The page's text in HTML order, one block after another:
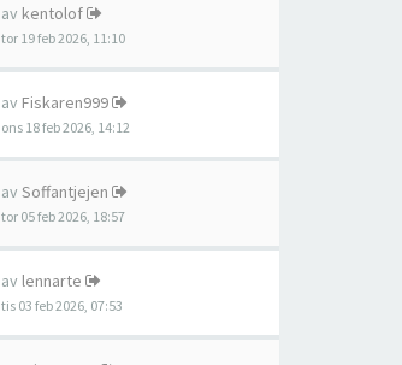
av kentolof
tor 19 feb 2026, 11:10
av Fiskaren999
ons 18 feb 2026, 14:12
av Soffantjejen
tor 05 feb 2026, 18:57
av lennarte
tis 03 feb 2026, 07:53